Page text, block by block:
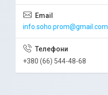
info.soho.prom@gmail.com
+380 (66) 544-48-68